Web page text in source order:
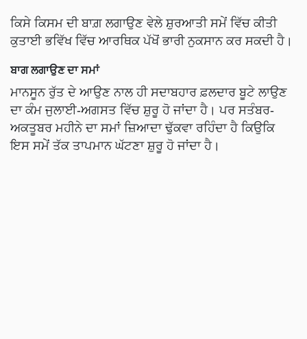
ਕਿਸੇ ਕਿਸਮ ਦੀ ਬਾਗ਼ ਲਗਾਉਣ ਵੇਲੇ ਸ਼ੁਰਆਤੀ ਸਮੇਂ ਵਿੱਚ ਕੀਤੀ
ਕੁਤਾਈ ਭਵਿੱਖ ਵਿੱਚ ਆਰਥਿਕ ਪੱਖੋਂ ਭਾਰੀ ਨੁਕਸਾਨ ਕਰ ਸਕਦੀ ਹੈ।
ਬਾਗ ਲਗਾਉਣ ਦਾ ਸਮਾਂ
ਮਾਨਸੂਨ ਰੁੱਤ ਦੇ ਆਉਣ ਨਾਲ ਹੀ ਸਦਾਬਹਾਰ ਫ਼ਲਦਾਰ ਬੂਟੇ ਲਾਉਣ
ਦਾ ਕੰਮ ਜੁਲਾਈ-ਅਗਸਤ ਵਿੱਚ ਸ਼ੁਰੂ ਹੋ ਜਾਂਦਾ ਹੈ। ਪਰ ਸਤੰਬਰ-
ਅਕਤੂਬਰ ਮਹੀਨੇ ਦਾ ਸਮਾਂ ਜ਼ਿਆਦਾ ਢੁੱਕਵਾ ਰਹਿੰਦਾ ਹੈ ਕਿਉਕਿ
ਇਸ ਸਮੇਂ ਤੱਕ ਤਾਪਮਾਨ ਘੱਟਣਾ ਸ਼ੁਰੂ ਹੋ ਜਾਂਦਾ ਹੈ।